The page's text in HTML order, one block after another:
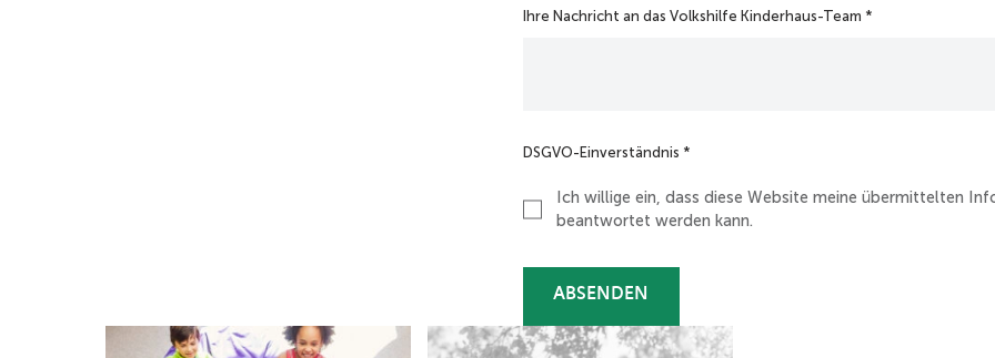
uIhre Nachricht an das Volkshilfe Kinderhaus-Team *
DSGVO-Einverständnis *
Ich willige ein, dass diese Website meine übermittelten
beantwortet werden kann.
ABSENDEN